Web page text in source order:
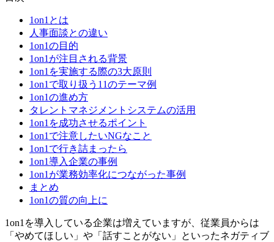
1on1とは
人事面談との違い
1on1の目的
1on1が注目される背景
1on1を実施する際の3大原則
1on1で取り扱う11のテーマ例
1on1の進め方
タレントマネジメントシステムの活用
1on1を成功させるポイント
1on1で注意したいNGなこと
1on1で行き詰まったら
1on1導入企業の事例
1on1が業務効率化につながった事例
まとめ
1on1の質の向上に
1on1を導入している企業は増えていますが、従業員からは
「やめてほしい」や「話すことがない」といったネガティブ